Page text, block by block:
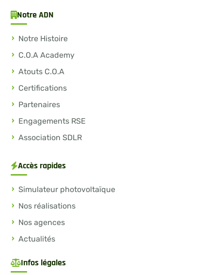
Notre ADN
Notre Histoire
C.O.A Academy
Atouts C.O.A
Certifications
Partenaires
Engagements RSE
Association SDLR
Accès rapides
Simulateur photovoltaïque
Nos réalisations
Nos agences
Actualités
Infos légales